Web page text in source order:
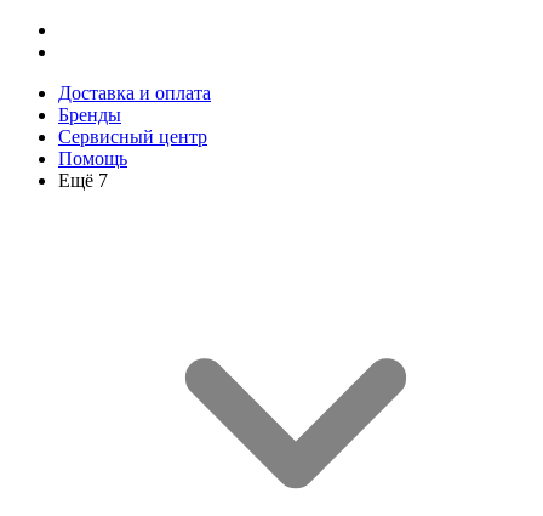
Доставка и оплата
Бренды
Сервисный центр
Помощь
Ещё 7